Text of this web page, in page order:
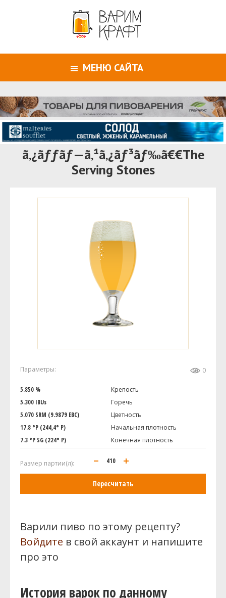
МЕНЮ САЙТА
ã‚¿ãƒƒãƒ—ã‚¹ã‚¿ãƒ³ãƒ‰ã€€The
Serving Stones
Параметры: 0
5.850 %
Крепость
5.300 IBUs
Горечь
5.070 SRM (9.9879 EBC)
Цветность
17.8 °P (244,4° P)
Начальная плотность
7.3 °P SG (224° P)
Конечная плотность
Размер партии(л):
Пересчитать
Варили пиво по этому рецепту?
Войдите в свой аккаунт и напишите
про это
История варок по данному